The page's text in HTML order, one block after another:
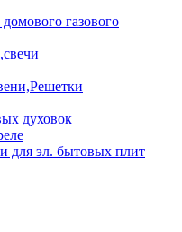
газового
духовок
для эл. бытовых плит